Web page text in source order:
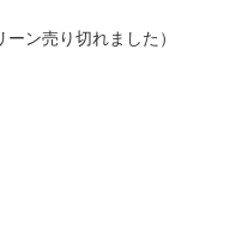
売り切れました）